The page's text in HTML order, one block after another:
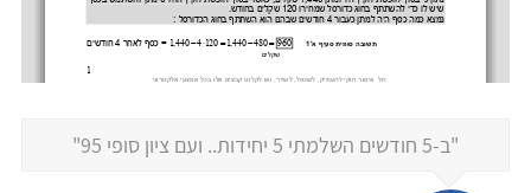
"ב-5 חודשים השלמתי 5 יחידות.. ועם ציון סופי 95"